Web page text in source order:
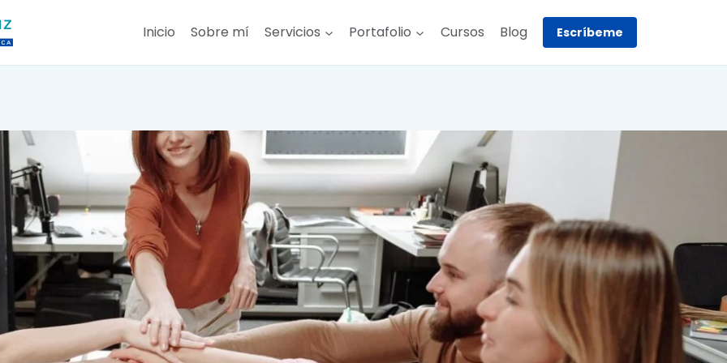
Inicio Sobre mí Servicios Portafolio Cursos Blog Escríbeme